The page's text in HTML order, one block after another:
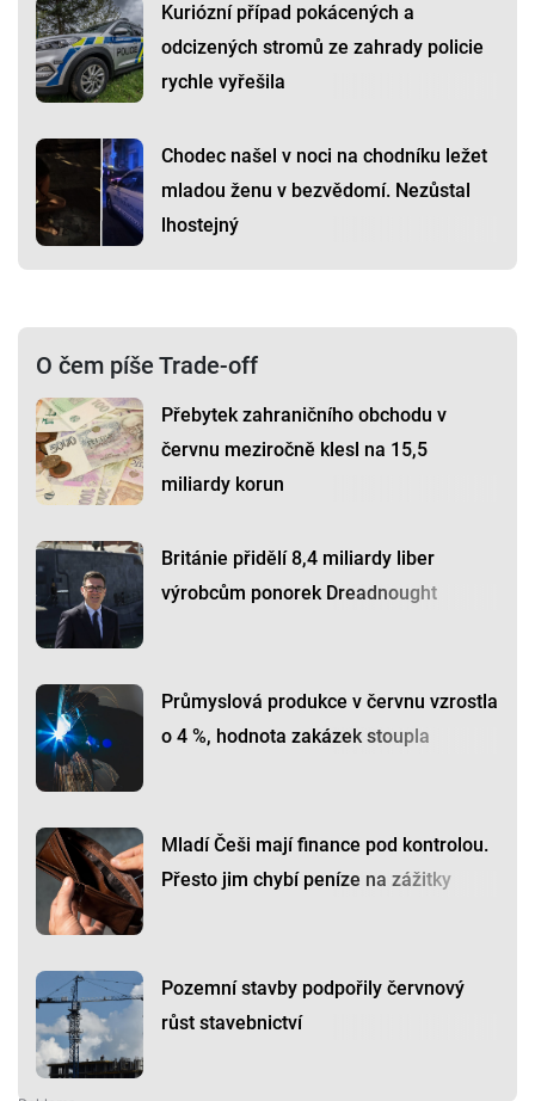
Kuriózní případ pokácených a
odcizených stromů ze zahrady policie
rychle vyřešila
Chodec našel v noci na chodníku ležet
mladou ženu v bezvědomí. Nezůstal
lhostejný
O čem píše Trade-off
Přebytek zahraničního obchodu v
červnu meziročně klesl na 15,5
miliardy korun
Británie přidělí 8,4 miliardy liber
výrobcům ponorek Dreadnought
Průmyslová produkce v červnu vzrostla
o 4 %, hodnota zakázek stoupla
Mladí Češi mají finance pod kontrolou.
Přesto jim chybí peníze na zážitky
Pozemní stavby podpořily červnový
růst stavebnictví